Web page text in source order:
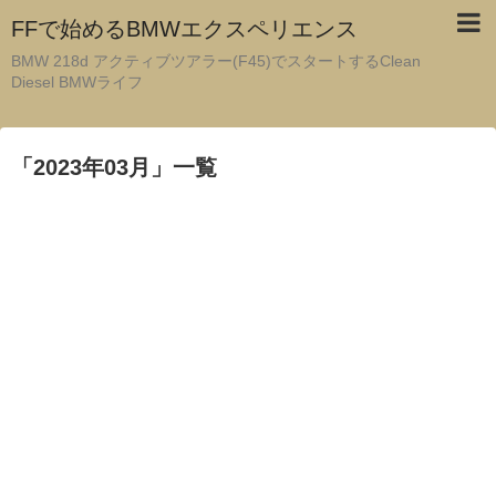
FFで始めるBMWエクスペリエンス
BMW 218d アクティブツアラー(F45)でスタートするClean
Diesel BMWライフ
「 2023年03月 」 一覧